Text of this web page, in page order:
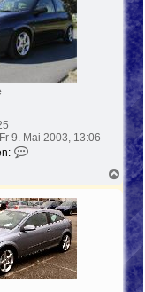
b
e
n
Fr 9. Mai 2003, 13:06
t
a
k
t
d
a
t
e
N
a
c
b
e
n